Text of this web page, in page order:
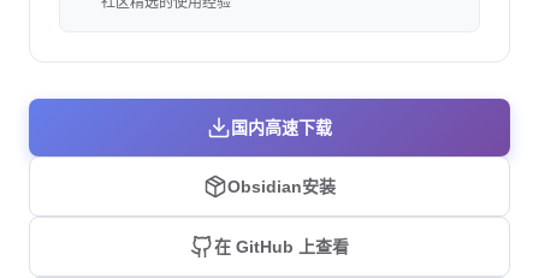
国内高速下载
Obsidian安装
在 GitHub 上查看